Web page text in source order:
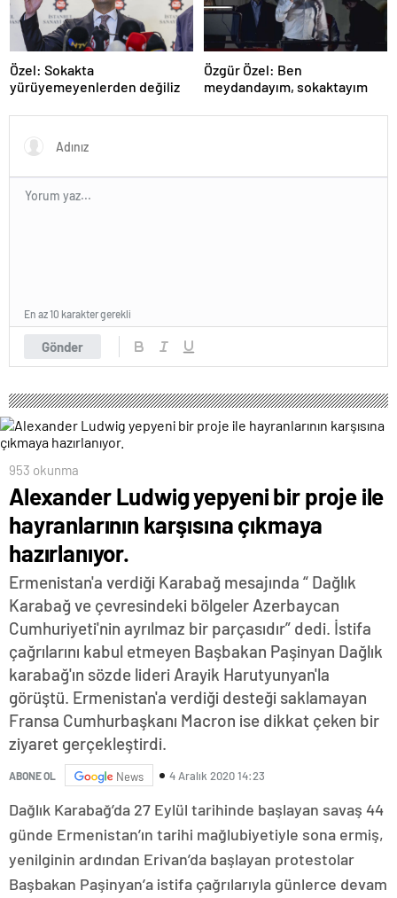
Özel: Sokakta
yürüyemeyenlerden değiliz
Özgür Özel: Ben
meydandayım, sokaktayım
Gönder
En az 10 karakter gerekli
953 okunma
Alexander Ludwig yepyeni bir proje ile
hayranlarının karşısına çıkmaya
hazırlanıyor.
Ermenistan'a verdiği Karabağ mesajında “ Dağlık
Karabağ ve çevresindeki bölgeler Azerbaycan
Cumhuriyeti'nin ayrılmaz bir parçasıdır” dedi. İstifa
çağrılarını kabul etmeyen Başbakan Paşinyan Dağlık
karabağ'ın sözde lideri Arayik Harutyunyan'la
görüştü. Ermenistan'a verdiği desteği saklamayan
Fransa Cumhurbaşkanı Macron ise dikkat çeken bir
ziyaret gerçekleştirdi.
ABONE OL News 4 Aralık 2020 14:23
Dağlık Karabağ’da 27 Eylül tarihinde başlayan savaş 44
günde Ermenistan’ın tarihi mağlubiyetiyle sona ermiş,
yenilginin ardından Erivan’da başlayan protestolar
Başbakan Paşinyan’a istifa çağrılarıyla günlerce devam